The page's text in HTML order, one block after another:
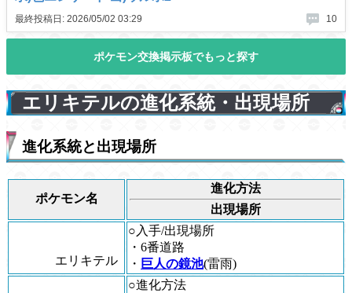
エリキテルの進化系統・出現場所
進化系統と出現場所
ポケモン名
進化方法
出現場所
エリキテル
○入手/出現場所
・6番道路
・ 巨人の鏡池(雷雨)
○進化方法